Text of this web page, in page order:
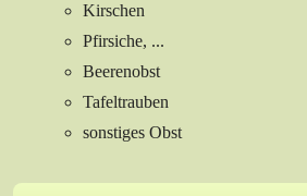
Kirschen
Pfirsiche, ...
Beerenobst
Tafeltrauben
sonstiges Obst